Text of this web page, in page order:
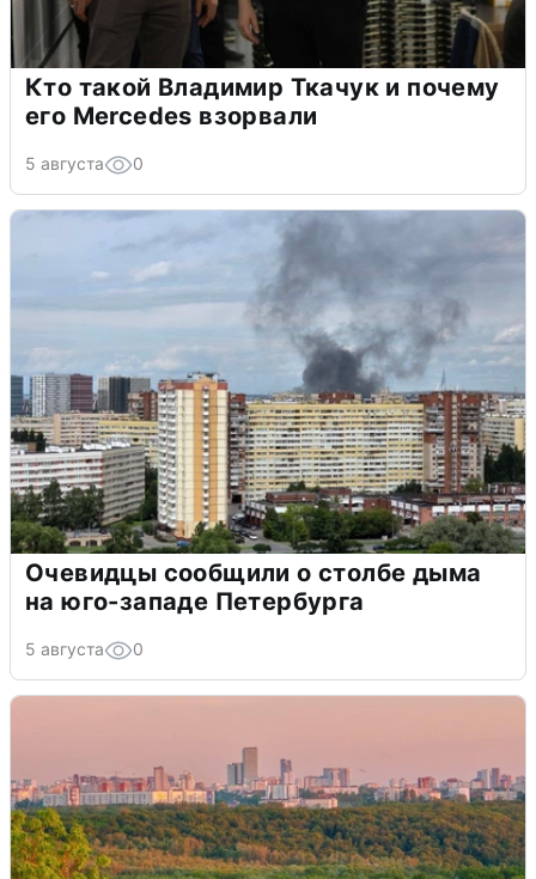
Кто такой Владимир Ткачук и почему
его Mercedes взорвали
5 августа 0
Очевидцы сообщили о столбе дыма
на юго-западе Петербурга
5 августа 0